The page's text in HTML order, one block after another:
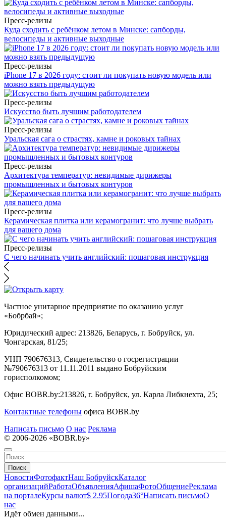
Пресс-релизы
Куда сходить с ребёнком летом в Минске: сапборды,
велосипеды и активные выходные
Пресс-релизы
iPhone 17 в 2026 году: стоит ли покупать новую модель или
можно взять предыдущую
Пресс-релизы
Искусство быть лучшим работодателем
Пресс-релизы
Уральская сага о страстях, камне и роковых тайнах
Пресс-релизы
Архитектура температур: невидимые дирижеры
промышленных и бытовых контуров
Пресс-релизы
Керамическая плитка или керамогранит: что лучше выбрать
для вашего дома
Пресс-релизы
С чего начинать учить английский: пошаговая инструкция
Частное унитарное предприятие по оказанию услуг
«Бобрбай»;
Юридический адрес: 213826, Беларусь, г. Бобруйск, ул.
Чонгарская, 81/25;
УНП 790676313, Свидетельство о госрегистрации
№790676313 от 11.11.2011 выдано Бобруйским
горисполкомом;
Офис BOBR.by:213826, г. Бобруйск, ул. Карла Либкнехта, 25;
Контактные телефоны офиса BOBR.by
Написать письмо О нас Реклама
© 2006-2026 «BOBR.by»
Поиск
НовостиФотофактНаш БобруйскКаталог
организацийРаботаОбъявленияАфишаФотоОбщениеРеклама
на порталеКурсы валют$ 2.95Погода36°Написать письмоО
нас
Идёт обмен данными...